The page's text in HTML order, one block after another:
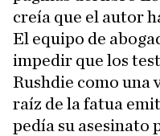
creía que el autor
El equipo de
impedir que los
Rushdie como una
raíz de la fatua
pedía su asesinato